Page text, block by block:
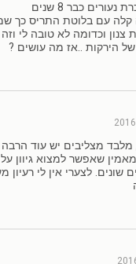
כבר 8 שנים
קלה עם בלוטת התריס כך
צנון וכדומה לא טובה לי וזה
הירקות ..אז מה עושים ?
מלבד מצליבים יש עוד
שאפשר למצוא גיוון
שונים. לצערי אין לי רעיון